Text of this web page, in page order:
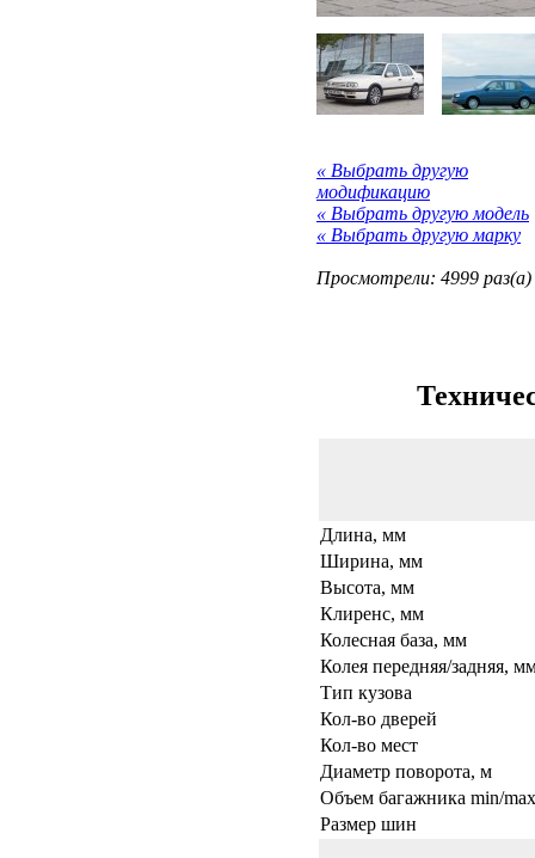
« Выбрать другую
модификацию
« Выбрать другую модель
« Выбрать другую марку
Просмотрели: 4999 раз(а)
Длина, мм
Ширина, мм
Высота, мм
Клиренс, мм
Колесная база, мм
Колея передняя/задняя,
Тип кузова
Кол-во дверей
Кол-во мест
Диаметр поворота, м
Объем багажника min/
Размер шин